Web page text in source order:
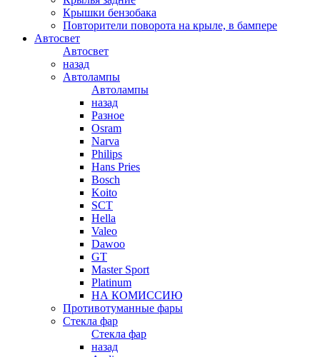
Крышки бензобака
Повторители поворота на крыле, в бампере
Автосвет
Автосвет
назад
Автолампы
Автолампы
назад
Разное
Osram
Narva
Philips
Hans Pries
Bosch
Koito
SCT
Hella
Valeo
Dawoo
GT
Master Sport
Platinum
НА КОМИССИЮ
Противотуманные фары
Стекла фар
Стекла фар
назад